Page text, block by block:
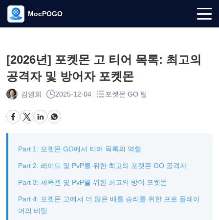
MocPOGO
[2026년] 포켓몬 고 티어 목록: 최고의
공격자 및 방어자 포켓몬
김영희 2025-12-04 포켓몬 GO 팁
Part 1: 포켓몬 GO에서 티어 목록의 역할
Part 2: 레이드 및 PvP를 위한 최고의 포켓몬 GO 공격자
Part 3: 체육관 및 PvP를 위한 최고의 방어 포켓몬
Part 4: 포켓몬 고에서 더 많은 배틀 승리를 위한 프로 플레이
어의 비밀